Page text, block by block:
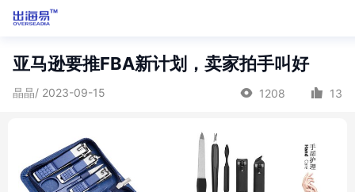
亚马逊要推FBA新计划，卖家拍手叫好
晶晶/ 2023-09-15 1208 13